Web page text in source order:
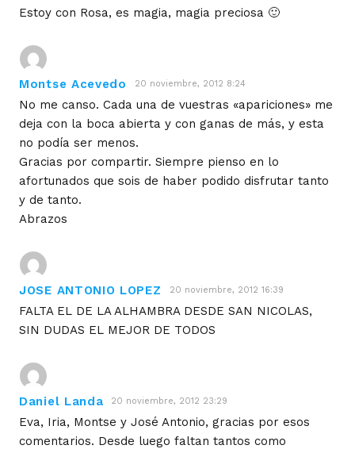
Estoy con Rosa, es magia, magia preciosa 🙂
Montse Acevedo 20 noviembre, 2012 8:24
No me canso. Cada una de vuestras «apariciones» me
deja con la boca abierta y con ganas de más, y esta
no podía ser menos.
Gracias por compartir. Siempre pienso en lo
afortunados que sois de haber podido disfrutar tanto
y de tanto.
Abrazos
JOSE ANTONIO LOPEZ 20 noviembre, 2012 16:39
FALTA EL DE LA ALHAMBRA DESDE SAN NICOLAS,
SIN DUDAS EL MEJOR DE TODOS
Daniel Landa 20 noviembre, 2012 23:29
Eva, Iria, Montse y José Antonio, gracias por esos
comentarios. Desde luego faltan tantos como